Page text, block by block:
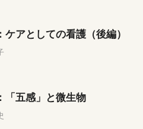
ケアとしての看護（後編）
「五感」と微生物